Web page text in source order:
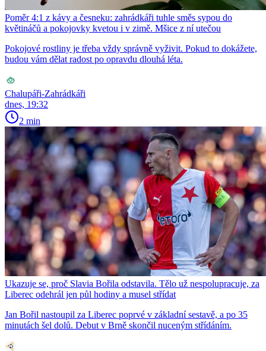
Poměr 4:1 z kávy a česneku: zahrádkáři tuhle směs sypou do
květináčů a pokojovky kvetou i v zimě. Mšice z ní utečou
Pokojové rostliny je třeba vždy správně vyživit. Pokud to dokážete,
budou vám dělat radost po opravdu dlouhá léta.
Chalupáři-Zahrádkáři
dnes, 19:32
2 min
Ukazuje se, proč Slavia Bořila odstavila. Tělo už nespolupracuje, za
Liberec odehrál jen půl hodiny a musel střídat
Jan Bořil nastoupil za Liberec poprvé v základní sestavě, a po 35
minutách šel dolů. Debut v Brně skončil nuceným střídáním.